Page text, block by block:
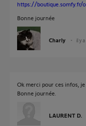
https://boutique.somfy.fr/
Bonne journée
Charly il y
Ok merci pour ces infos, je
Bonne journée.
LAURENT D.